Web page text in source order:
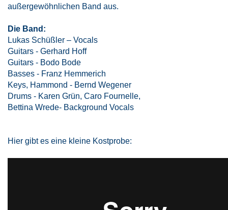
außergewöhnlichen Band aus.
Die Band:
Lukas Schüßler – Vocals
Guitars - Gerhard Hoff
Guitars - Bodo Bode
Basses - Franz Hemmerich
Keys, Hammond - Bernd Wegener
Drums - Karen Grün, Caro Fournelle,
Bettina Wrede- Background Vocals
Hier gibt es eine kleine Kostprobe: